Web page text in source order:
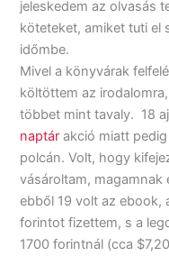
jeleskedem az olvasás
köteteket, amiket tuti el
időmbe.
Mivel a könyvárak
költöttem az
többet mint tavaly. 18
naptár akció miatt
polcán. Volt, hogy
vásároltam,
ebből 19 volt az ebook,
forintot fizettem, s a
1700 forintnál (cca